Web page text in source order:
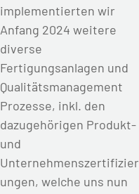
implementierten wir
Anfang 2024 weitere
diverse
Fertigungsanlagen und
Qualitätsmanagement
Prozesse, inkl. den
dazugehörigen Produkt-
und
Unternehmenszertifizier
ungen, welche uns nun